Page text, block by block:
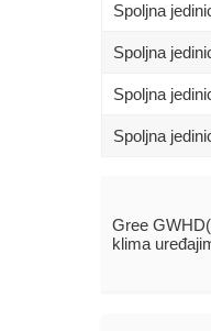
Spoljna
Spoljna
Spoljna
Spoljna
Gree
klima